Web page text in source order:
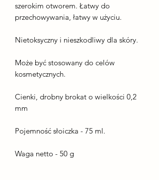
szerokim otworem. Łatwy do
przechowywania, łatwy w użyciu.
Nietoksyczny i nieszkodliwy dla skóry.
Może być stosowany do celów
kosmetycznych.
Cienki, drobny brokat o wielkości 0,2
mm
Pojemność słoiczka - 75 ml.
Waga netto - 50 g